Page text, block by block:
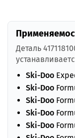
Деталь
Ski-Doo
Ski-Doo
Ski-Doo
Ski-Doo
Ski-Doo